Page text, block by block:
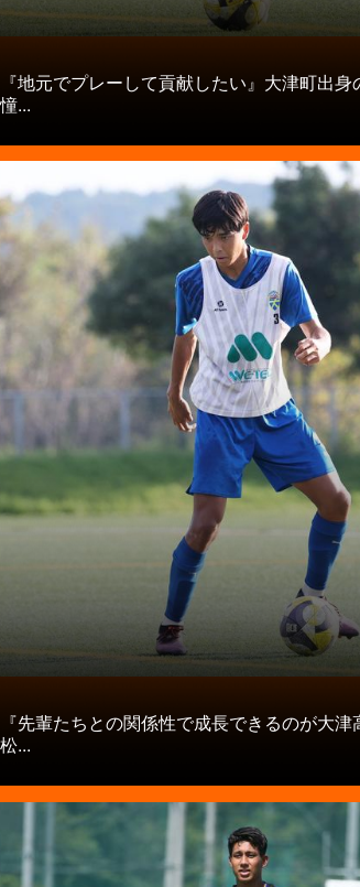
『地元でプレーして貢献したい』大津町出
...
『先輩たちとの関係性で成長できるのが大
...